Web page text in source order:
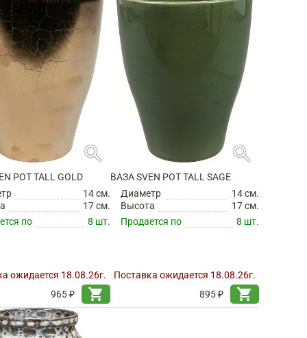
search
POT TALL GOLD
14 см.
17 см.
по
8 шт.
ожидается 18.08.26г.
965 ₽
shopping_cart
search
ВАЗА SVEN POT TALL SAGE
Диаметр
14 см.
Высота
17 см.
Продается по
8 шт.
Поставка ожидается 18.08.26г.
895 ₽
shopping_cart